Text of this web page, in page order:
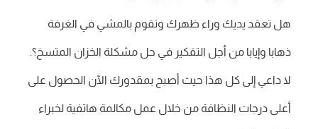
هل تعقد يديك وراء ظهرك وتقوم بالمشي في الغرفة
ذهابا وإيابا من أجل التفكير في حل مشكلة الخزان المتسخ؟.
لا داعي إلى كل هذا حيث أصبح بمقدورك الآن الحصول على
أعلى درجات النظافة من خلال عمل مكالمة هاتفية لخبراء